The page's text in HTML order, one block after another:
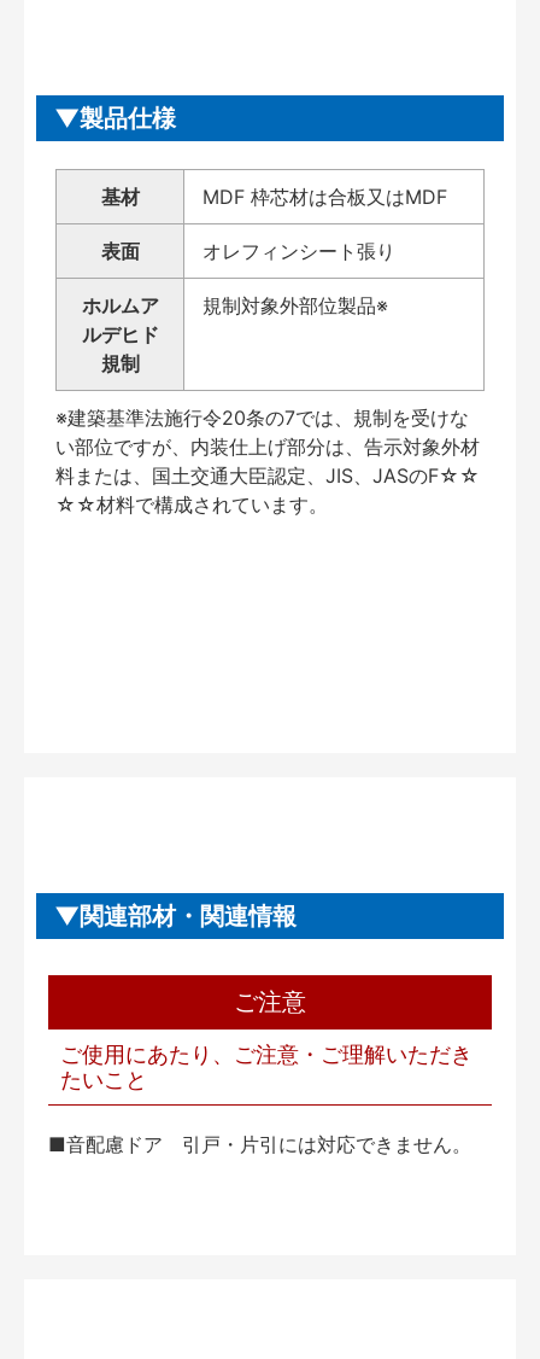
製品仕様
基材 MDF 枠芯材は合板又はMDF
表面 オレフィンシート張り
ホルムア
ルデヒド
規制
規制対象外部位製品※
※建築基準法施行令20条の7では、規制を受けな
い部位ですが、内装仕上げ部分は、告示対象外材
料または、国土交通大臣認定、JIS、JASのF☆☆
☆☆材料で構成されています。
関連部材・関連情報
ご注意
ご使用にあたり、ご注意・ご理解いただき
たいこと
■音配慮ドア 引戸・片引には対応できません。